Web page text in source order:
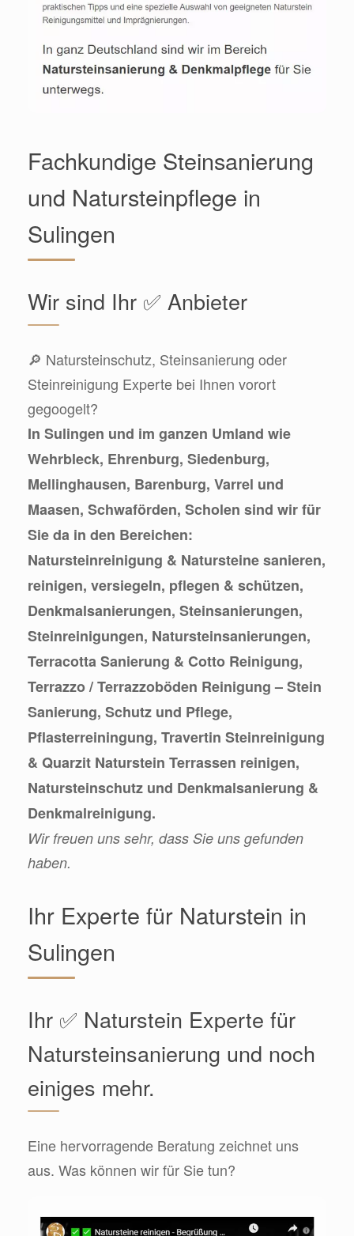
Fachkundige Steinsanierung
und Natursteinpflege in
Sulingen
Wir sind Ihr ✅ Anbieter
🔎 Natursteinschutz, Steinsanierung oder
Steinreinigung Experte bei Ihnen vorort
gegoogelt?
In Sulingen und im ganzen Umland wie
Wehrbleck, Ehrenburg, Siedenburg,
Mellinghausen, Barenburg, Varrel und
Maasen, Schwaförden, Scholen sind wir für
Sie da in den Bereichen:
Natursteinreinigung & Natursteine sanieren,
reinigen, versiegeln, pflegen & schützen,
Denkmalsanierungen, Steinsanierungen,
Steinreinigungen, Natursteinsanierungen,
Terracotta Sanierung & Cotto Reinigung,
Terrazzo / Terrazzoböden Reinigung – Stein
Sanierung, Schutz und Pflege,
Pflasterreiningung, Travertin Steinreinigung
& Quarzit Naturstein Terrassen reinigen,
Natursteinschutz und Denkmalsanierung &
Denkmalreinigung.
Wir freuen uns sehr, dass Sie uns gefunden
haben.
Ihr Experte für Naturstein in
Sulingen
Ihr ✅ Naturstein Experte für
Natursteinsanierung und noch
einiges mehr.
Eine hervorragende Beratung zeichnet uns
aus. Was können wir für Sie tun?